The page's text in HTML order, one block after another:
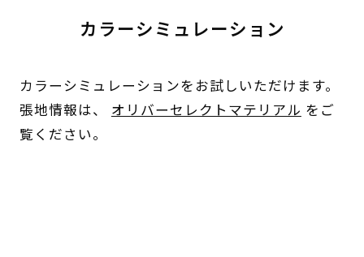
カラーシミュレーション
カラーシミュレーションをお試しいただけます。
張地情報は、 オリバーセレクトマテリアル をご
覧ください。